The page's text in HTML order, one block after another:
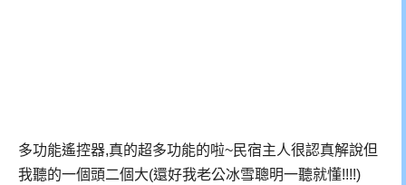
多功能遙控器,真的超多功能的啦~民宿主人很認真解說但
我聽的一個頭二個大(還好我老公冰雪聰明一聽就懂!!!!)